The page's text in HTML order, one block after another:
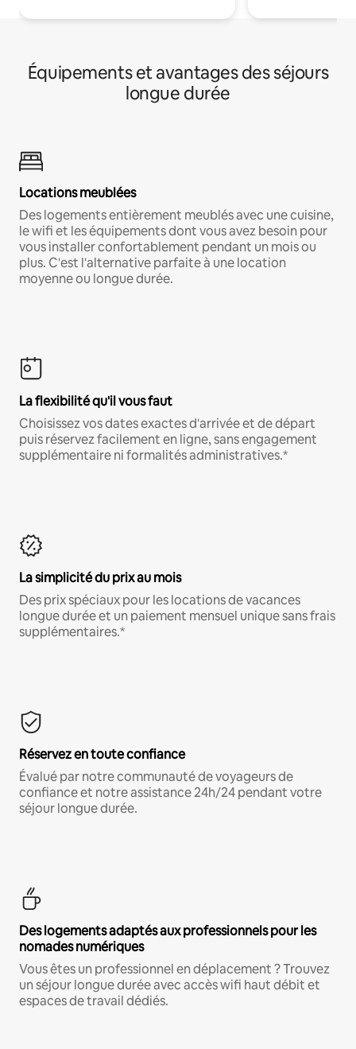
Équipements et avantages des séjours
longue durée
Locations meublées
Des logements entièrement meublés avec une cuisine,
le wifi et les équipements dont vous avez besoin pour
vous installer confortablement pendant un mois ou
plus. C'est l'alternative parfaite à une location
moyenne ou longue durée.
La flexibilité qu'il vous faut
Choisissez vos dates exactes d'arrivée et de départ
puis réservez facilement en ligne, sans engagement
supplémentaire ni formalités administratives.*
La simplicité du prix au mois
Des prix spéciaux pour les locations de vacances
longue durée et un paiement mensuel unique sans frais
supplémentaires.*
Réservez en toute confiance
Évalué par notre communauté de voyageurs de
confiance et notre assistance 24h/24 pendant votre
séjour longue durée.
Des logements adaptés aux professionnels pour les
nomades numériques
Vous êtes un professionnel en déplacement ? Trouvez
un séjour longue durée avec accès wifi haut débit et
espaces de travail dédiés.